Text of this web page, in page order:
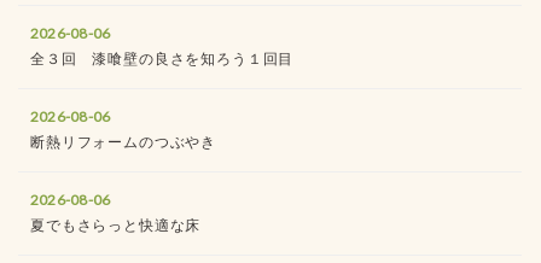
2026-08-06
全３回 漆喰壁の良さを知ろう１回目
2026-08-06
断熱リフォームのつぶやき
2026-08-06
夏でもさらっと快適な床